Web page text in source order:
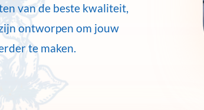
van de beste kwaliteit,
ontworpen om jouw
te maken.